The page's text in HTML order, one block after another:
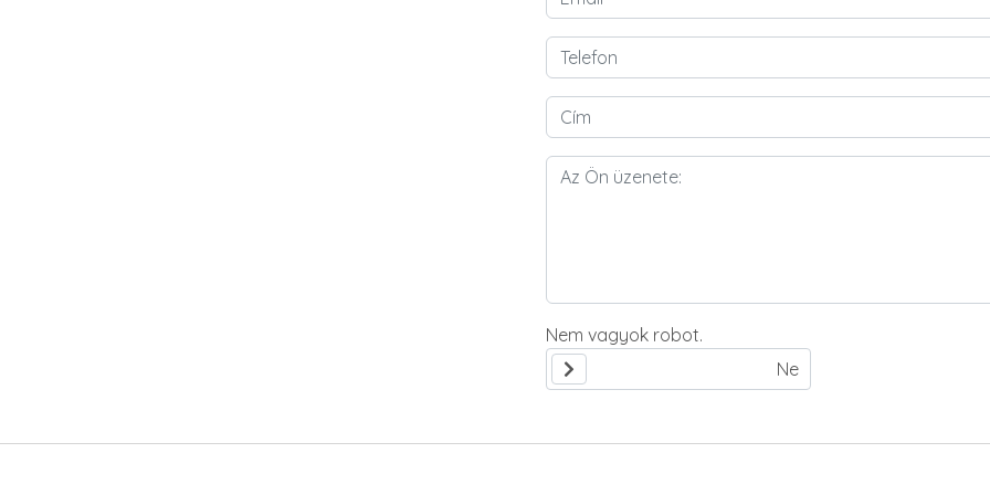
Nem vagyok robot.